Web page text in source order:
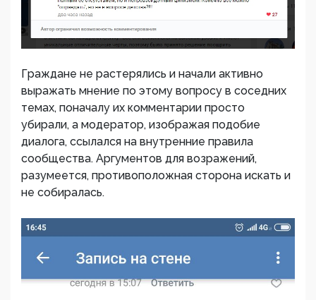
Граждане не растерялись и начали активно
выражать мнение по этому вопросу в соседних
темах, поначалу их комментарии просто
убирали, а модератор, изображая подобие
диалога, ссылался на внутренние правила
сообщества. Аргументов для возражений,
разумеется, противоположная сторона искать и
не собиралась.